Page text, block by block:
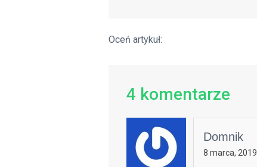
Oceń artykuł:
4 komentarze
Domnik
8 marca, 2019